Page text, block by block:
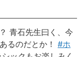
青石先生曰く、今
るのだとか！ #ホ